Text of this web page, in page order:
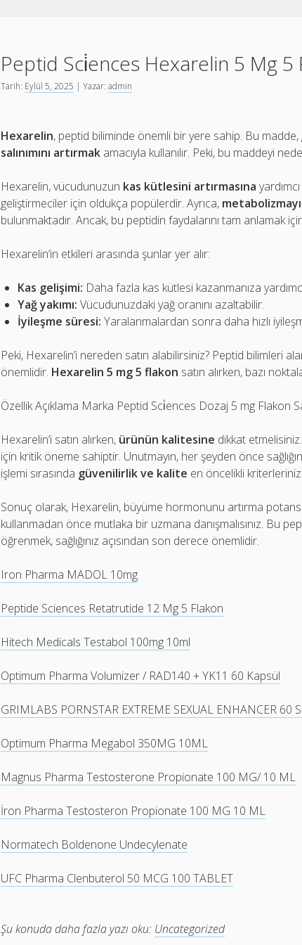
Peptid Sci̇ences Hexarelin 5 Mg 5
Tarih: Eylül 5, 2025 | Yazar:admin
Hexarelin, peptid biliminde önemli bir yere sahip. Bu madde,
salınımını artırmak amacıyla kullanılır. Peki, bu maddeyi
Hexarelin, vücudunuzun kas kütlesini artırmasına
geliştirmeciler için oldukça popülerdir. Ayrıca,
bulunmaktadır. Ancak, bu peptidin faydalarını tam anlamak
Hexarelin’in etkileri arasında şunlar yer alır:
Kas gelişimi: Daha fazla kas kütlesi kazanmanıza
Yağ yakımı: Vücudunuzdaki yağ oranını azaltabilir.
İyileşme süresi: Yaralanmalardan sonra daha hızlı
Peki, Hexarelin’i nereden satın alabilirsiniz? Peptid bilimleri
önemlidir. Hexarelin 5 mg 5 flakon satın alırken, bazı
Özellik Açıklama Marka Peptid Sci̇ences Dozaj 5 mg Flakon
Hexarelin’i satın alırken, ürünün kalitesine dikkat etmelisiniz.
için kritik öneme sahiptir. Unutmayın, her şeyden önce
işlemi sırasında güvenilirlik ve kalite en öncelikli kriterleriniz
Sonuç olarak, Hexarelin, büyüme hormonunu artırma
kullanmadan önce mutlaka bir uzmana danışmalısınız. Bu
öğrenmek, sağlığınız açısından son derece önemlidir.
Iron Pharma MADOL 10mg
Peptide Sciences Retatrutide 12 Mg 5 Flakon
Hitech Medicals Testabol 100mg 10ml
Optimum Pharma Volumizer / RAD140 + YK11 60 Kapsül
GRIMLABS PORNSTAR EXTREME SEXUAL ENHANCER 60
Optimum Pharma Megabol 350MG 10ML
Magnus Pharma Testosterone Propionate 100 MG/ 10 ML
İron Pharma Testosteron Propionate 100 MG 10 ML
Normatech Boldenone Undecylenate
UFC Pharma Clenbuterol 50 MCG 100 TABLET
Şu konuda daha fazla yazı oku: Uncategorized